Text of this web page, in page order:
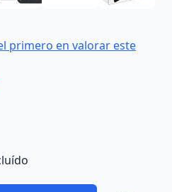
primero en valorar este